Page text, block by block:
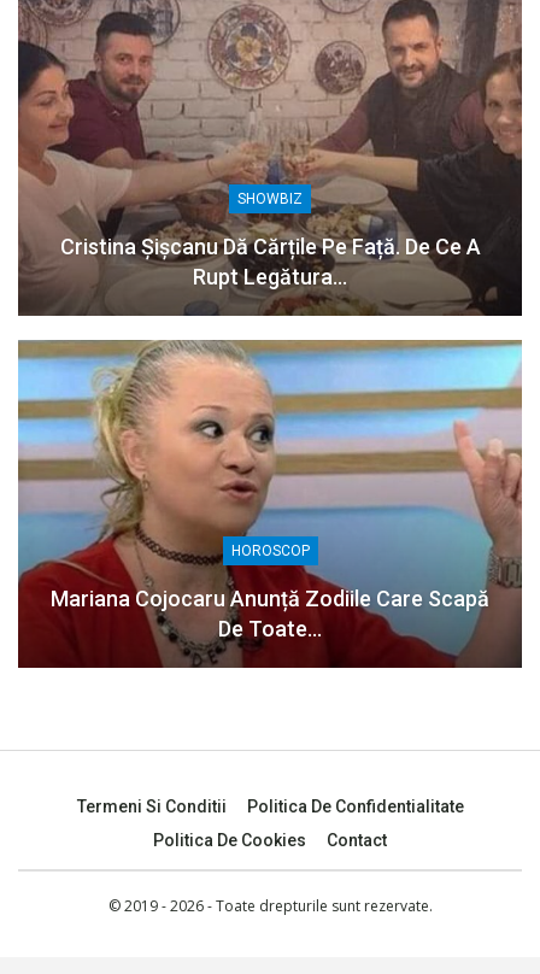
SHOWBIZ
Cristina Șișcanu Dă Cărțile Pe Față. De Ce A
Rupt Legătura…
HOROSCOP
Mariana Cojocaru Anunță Zodiile Care Scapă
De Toate…
Termeni Si Conditii
Politica De Confidentialitate
Politica De Cookies
Contact
© 2019 - 2026 - Toate drepturile sunt rezervate.